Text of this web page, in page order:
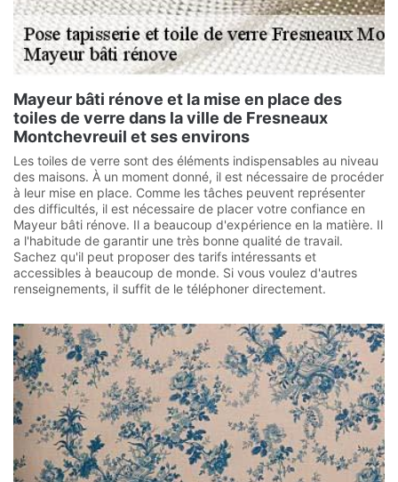
Mayeur bâti rénove et la mise en place des
toiles de verre dans la ville de Fresneaux
Montchevreuil et ses environs
Les toiles de verre sont des éléments indispensables au niveau
des maisons. À un moment donné, il est nécessaire de procéder
à leur mise en place. Comme les tâches peuvent représenter
des difficultés, il est nécessaire de placer votre confiance en
Mayeur bâti rénove. Il a beaucoup d'expérience en la matière. Il
a l'habitude de garantir une très bonne qualité de travail.
Sachez qu'il peut proposer des tarifs intéressants et
accessibles à beaucoup de monde. Si vous voulez d'autres
renseignements, il suffit de le téléphoner directement.